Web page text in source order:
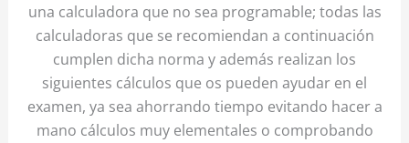
una calculadora que no sea programable; todas las
calculadoras que se recomiendan a continuación
cumplen dicha norma y además realizan los
siguientes cálculos que os pueden ayudar en el
examen, ya sea ahorrando tiempo evitando hacer a
mano cálculos muy elementales o comprobando